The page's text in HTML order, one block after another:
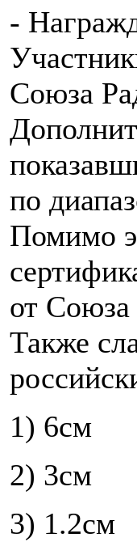
-
Союза
по
Помимо
от Союза
Также
1) 6см
2) 3см
3) 1.2см